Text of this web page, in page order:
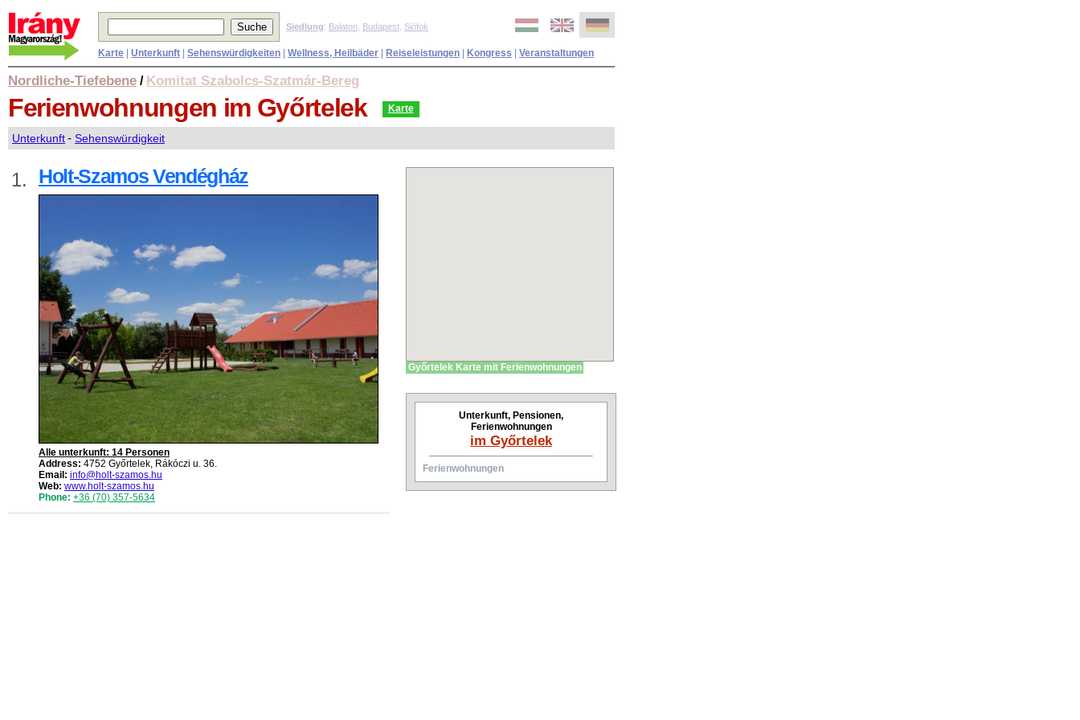
Siedlung: Balaton Budapest Siófok
Karte Unterkunft Sehenswürdigkeiten Wellness, Heilbäder Reiseleistungen Kongress Veranstaltungen
Nordliche-Tiefebene / Komitat Szabolcs-Szatmár-Bereg
Ferienwohnungen im Győrtelek Karte
Unterkunft- Sehenswürdigkeit
1. Holt-Szamos Vendégház
Alle unterkunft: 14 Personen
Address: 4752 Győrtelek, Rákóczi u. 36.
Email: info@holt-szamos.hu
Web: www.holt-szamos.hu
Phone: +36 (70) 357-5634
Győrtelek Karte mit Ferienwohnungen
Unterkunft, Pensionen,
Ferienwohnungen
im Győrtelek
Ferienwohnungen